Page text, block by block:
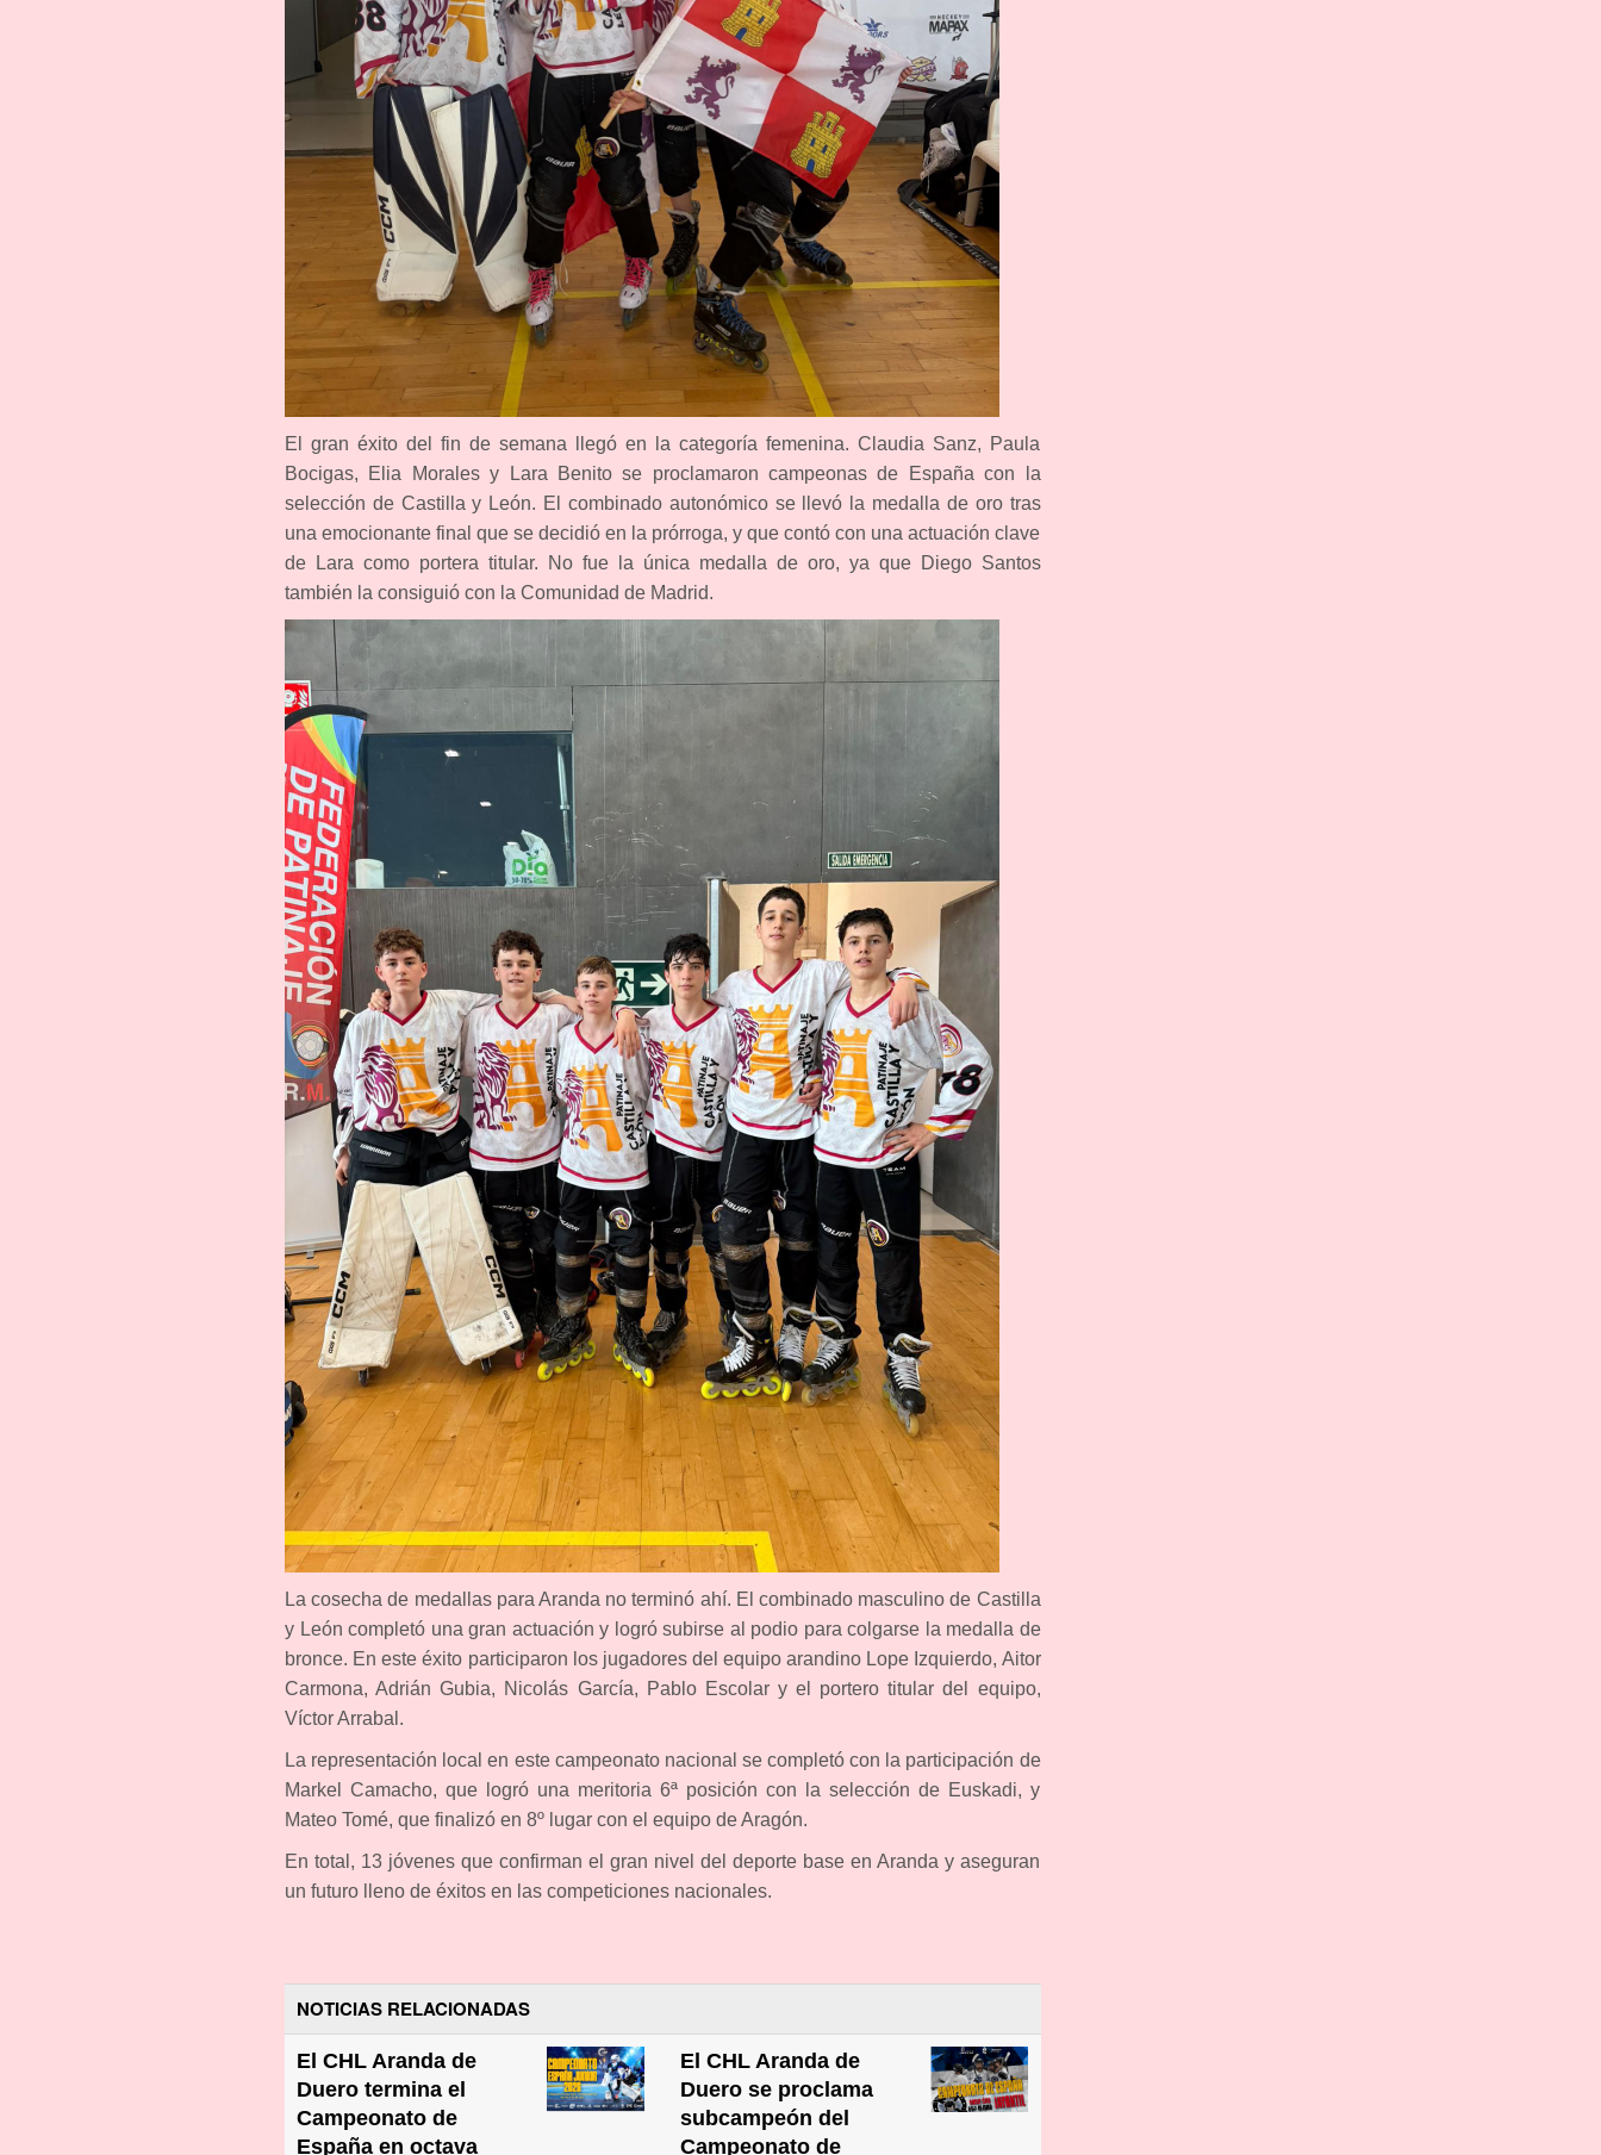
El gran éxito del fin de semana llegó en la categoría femenina. Claudia Sanz, Paula
Bocigas, Elia Morales y Lara Benito se proclamaron campeonas de España con la
selección de Castilla y León. El combinado autonómico se llevó la medalla de oro tras
una emocionante final que se decidió en la prórroga, y que contó con una actuación clave
de Lara como portera titular. No fue la única medalla de oro, ya que Diego Santos
también la consiguió con la Comunidad de Madrid.
La cosecha de medallas para Aranda no terminó ahí. El combinado masculino de Castilla
y León completó una gran actuación y logró subirse al podio para colgarse la medalla de
bronce. En este éxito participaron los jugadores del equipo arandino Lope Izquierdo, Aitor
Carmona, Adrián Gubia, Nicolás García, Pablo Escolar y el portero titular del equipo,
Víctor Arrabal.
La representación local en este campeonato nacional se completó con la participación de
Markel Camacho, que logró una meritoria 6ª posición con la selección de Euskadi, y
Mateo Tomé, que finalizó en 8º lugar con el equipo de Aragón.
En total, 13 jóvenes que confirman el gran nivel del deporte base en Aranda y aseguran
un futuro lleno de éxitos en las competiciones nacionales.
NOTICIAS RELACIONADAS
El CHL Aranda de
Duero termina el
Campeonato de
España en octava
El CHL Aranda de
Duero se proclama
subcampeón del
Campeonato de